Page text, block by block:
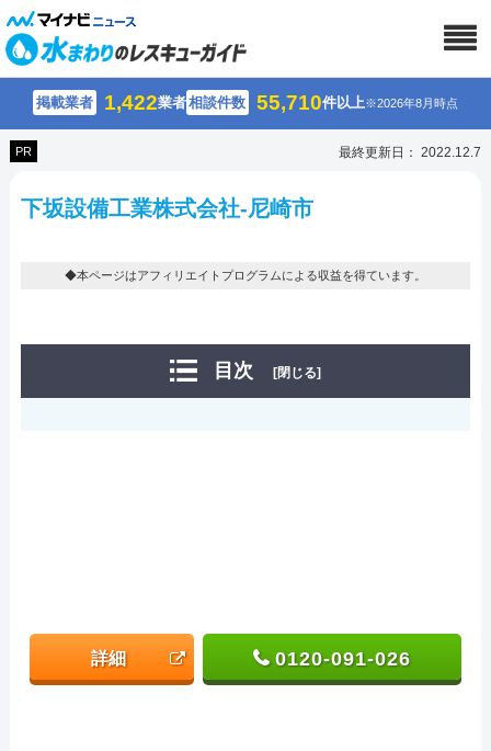
掲載業者 1,422業者相談件数 55,710件以上※2026年8月時点
PR 最終更新日： 2022.12.7
下坂設備工業株式会社-尼崎市
◆本ページはアフィリエイトプログラムによる収益を得ています。
目次 [閉じる]
詳細 0120-091-026